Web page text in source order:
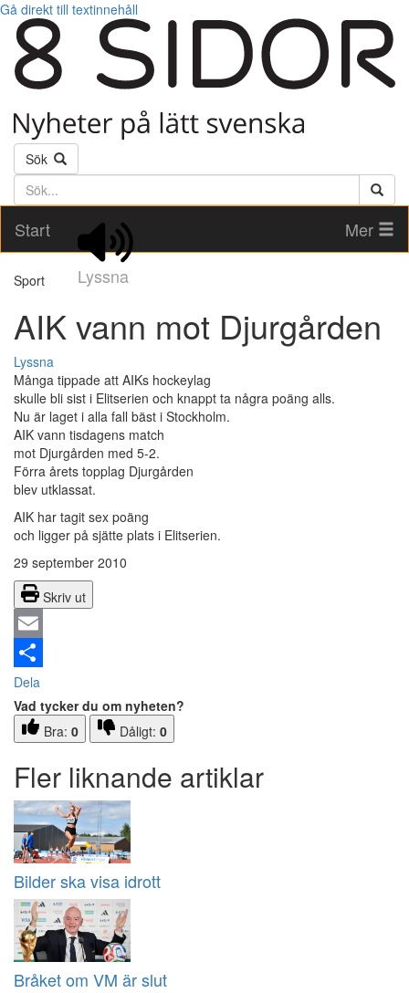
Gå direkt till textinnehåll
Sök
Söktext
Start
Lyssna
Mer
Sport
AIK vann mot Djurgården
Lyssna
Många tippade att AIKs hockeylag
skulle bli sist i Elitserien och knappt ta några poäng alls.
Nu är laget i alla fall bäst i Stockholm.
AIK vann tisdagens match
mot Djurgården med 5-2.
Förra årets topplag Djurgården
blev utklassat.
AIK har tagit sex poäng
och ligger på sjätte plats i Elitserien.
29 september 2010
Skriv ut
Email
Dela
Vad tycker du om nyheten?
Bra: 0 Dåligt: 0
Fler liknande artiklar
Bilder ska visa idrott
Bråket om VM är slut